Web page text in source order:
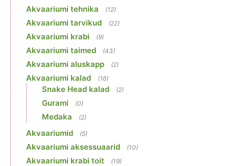
Akvaariumi tehnika (12)
Akvaariumi tarvikud (22)
Akvaariumi krabi (9)
Akvaariumi taimed (43)
Akvaariumi aluskapp (2)
Akvaariumi kalad (16)
Snake Head kalad (2)
Gurami (0)
Medaka (2)
Akvaariumid (5)
Akvaariumi aksessuaarid (10)
Akvaariumi krabi toit (19)